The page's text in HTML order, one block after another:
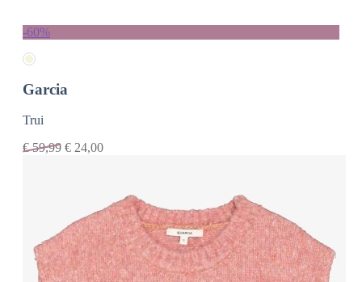
-60%
Garcia
Trui
€59,99 € 24,00